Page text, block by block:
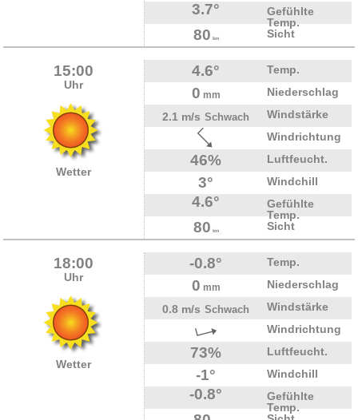
3.7°
Gefühlte
Temp.
80 km Sicht
15:00
Uhr
Wetter
4.6° Temp.
0 mm
Niederschlag
2.1 m/s Schwach
Windstärke
Windrichtung
46% Luftfeucht.
3° Windchill
4.6°
Gefühlte
Temp.
80 km Sicht
18:00
Uhr
Wetter
-0.8° Temp.
0 mm
Niederschlag
0.8 m/s Schwach
Windstärke
Windrichtung
73% Luftfeucht.
-1° Windchill
-0.8°
Gefühlte
Temp.